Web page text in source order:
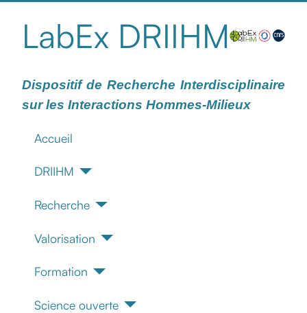
LabEx DRIIHM
Dispositif de Recherche Interdisciplinaire
sur les Interactions Hommes-Milieux
Accueil
DRIIHM
Recherche
Valorisation
Formation
Science ouverte